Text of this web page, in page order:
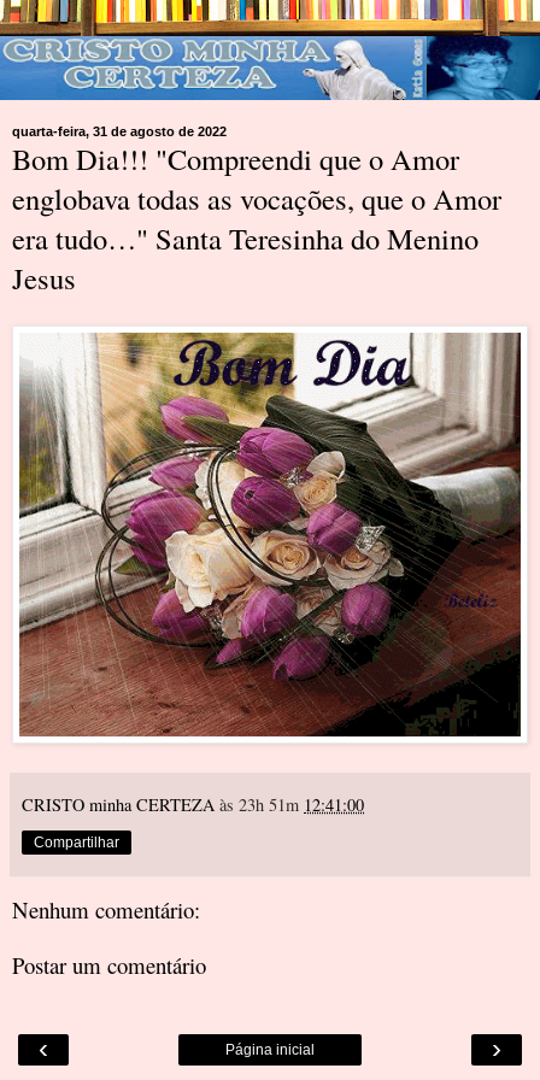
quarta-feira, 31 de agosto de 2022
Bom Dia!!! "Compreendi que o Amor
englobava todas as vocações, que o Amor
era tudo…" Santa Teresinha do Menino
Jesus
CRISTO minha CERTEZA às 23h 51m 12:41:00
Compartilhar
Nenhum comentário:
Postar um comentário
‹ ›
Página inicial